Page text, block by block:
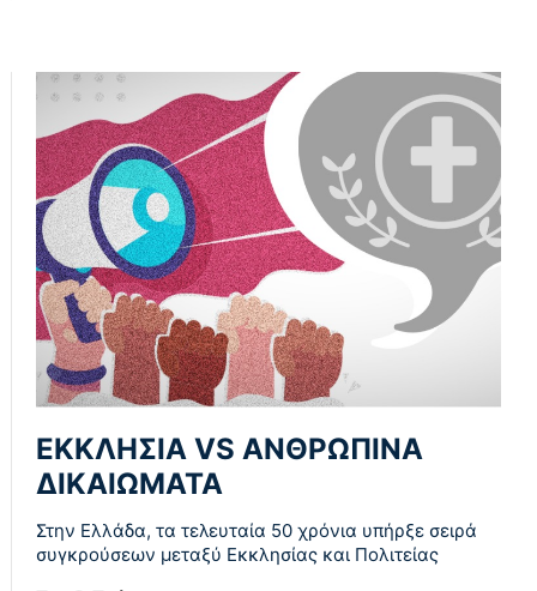
ΕΚΚΛΗΣΙΑ VS ΑΝΘΡΩΠΙΝΑ
ΔΙΚΑΙΩΜΑΤΑ
Στην Ελλάδα, τα τελευταία 50 χρόνια υπήρξε σειρά
συγκρούσεων μεταξύ Εκκλησίας και Πολιτείας